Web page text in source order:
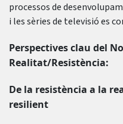
processos de
i les sèries de televisió es
Perspectives clau del
Realitat/Resistència:
De la resistència a la
resilient